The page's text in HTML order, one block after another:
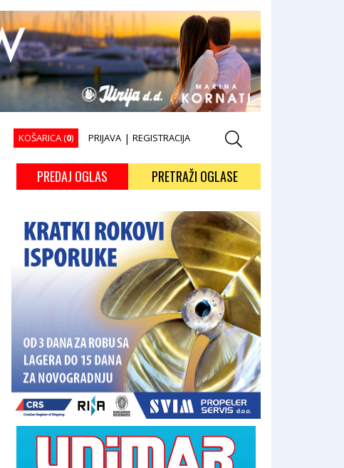
KOŠARICA (0) PRIJAVA | REGISTRACIJA
PREDAJ OGLAS PRETRAŽI OGLASE